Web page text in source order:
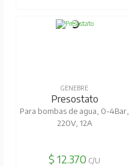
GENEBRE
Presostato
Para bombas de agua, 0-4Bar,
220V, 12A
$ 12.370 C/U